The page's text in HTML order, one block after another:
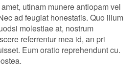
utinam munere antiopam vel
ad feugiat honestatis. Quo illum
molestiae at, nostrum
referrentur mea id, an pri
Eum oratio reprehendunt cu.